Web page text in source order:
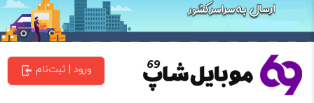
ورود | ثبت‌نام